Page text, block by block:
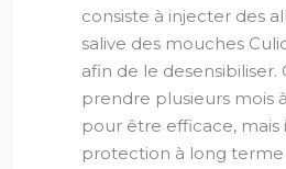
consiste à injecter des
salive des mouches
afin de le
prendre plusieurs mois
pour être efficace,
protection à long terme